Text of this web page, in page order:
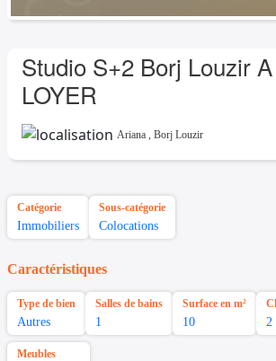
Studio S+2 Borj Louzir A
LOYER
Ariana , Borj Louzir
Catégorie
Immobiliers
Sous-catégorie
Colocations
Caractéristiques
Type de bien
Autres
Salles de bains
1
Surface en m²
10 2
Meubles